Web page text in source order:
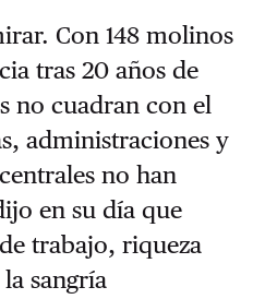
Con 148 molinos
tras 20 años de
no cuadran con el
administraciones y
no han
en su día que
trabajo, riqueza
sangría